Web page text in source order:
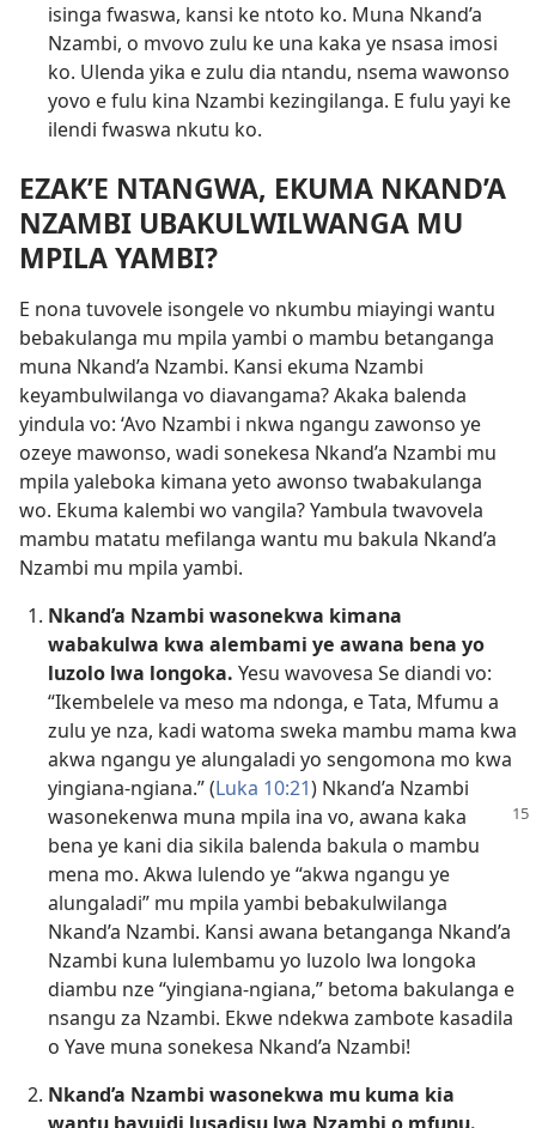
isinga fwaswa, kansi ke ntoto ko. Muna Nkand’a
Nzambi, o mvovo zulu ke una kaka ye nsasa imosi
ko. Ulenda yika e zulu dia ntandu, nsema wawonso
yovo e fulu kina Nzambi kezingilanga. E fulu yayi ke
ilendi fwaswa nkutu ko.
EZAK’E NTANGWA, EKUMA NKAND’A
NZAMBI UBAKULWILWANGA MU
MPILA YAMBI?
E nona tuvovele isongele vo nkumbu miayingi wantu
bebakulanga mu mpila yambi o mambu betanganga
muna Nkand’a Nzambi. Kansi ekuma Nzambi
keyambulwilanga vo diavangama? Akaka balenda
yindula vo: ‘Avo Nzambi i nkwa ngangu zawonso ye
ozeye mawonso, wadi sonekesa Nkand’a Nzambi mu
mpila yaleboka kimana yeto awonso twabakulanga
wo. Ekuma kalembi wo vangila? Yambula twavovela
mambu matatu mefilanga wantu mu bakula Nkand’a
Nzambi mu mpila yambi.
Nkand’a Nzambi wasonekwa kimana
wabakulwa kwa alembami ye awana bena yo
luzolo lwa longoka. Yesu wavovesa Se diandi vo:
“Ikembelele va meso ma ndonga, e Tata, Mfumu a
zulu ye nza, kadi watoma sweka mambu mama kwa
akwa ngangu ye alungaladi yo sengomona mo kwa
yingiana-ngiana.” (Luka 10:21) Nkand’a Nzambi
wasonekenwa muna mpila ina vo, awana kaka
bena ye kani dia sikila balenda bakula o mambu
mena mo. Akwa lulendo ye “akwa ngangu ye
alungaladi” mu mpila yambi bebakulwilanga
Nkand’a Nzambi. Kansi awana betanganga Nkand’a
Nzambi kuna lulembamu yo luzolo lwa longoka
diambu nze “yingiana-ngiana,” betoma bakulanga e
nsangu za Nzambi. Ekwe ndekwa zambote kasadila
o Yave muna sonekesa Nkand’a Nzambi!
Nkand’a Nzambi wasonekwa mu kuma kia